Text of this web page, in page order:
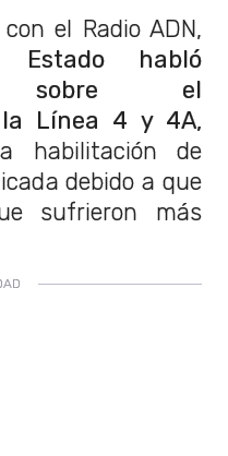
el Radio ADN,
Estado habló
sobre el
Línea 4 y 4A,
habilitación de
debido a que
sufrieron más